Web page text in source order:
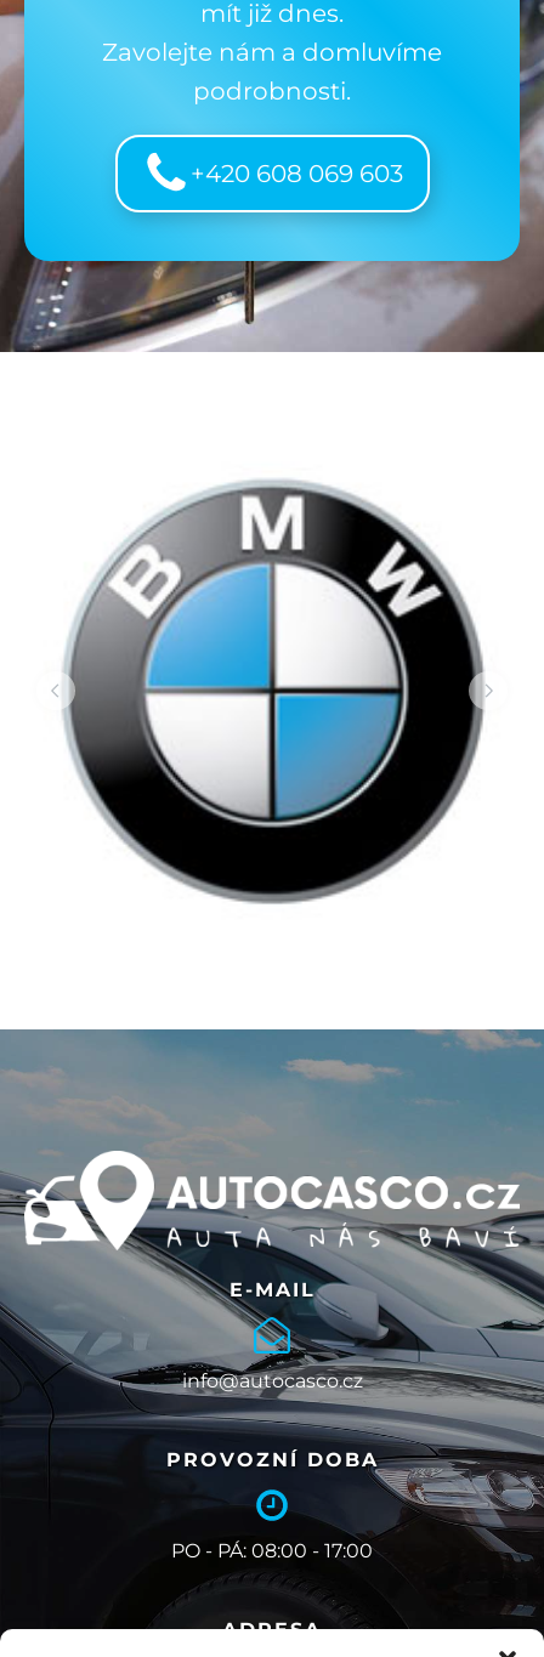
mít již dnes.
Zavolejte nám a domluvíme
podrobnosti.
+420 608 069 603
E-MAIL
info@autocasco.cz
PROVOZNÍ DOBA
PO - PÁ: 08:00 - 17:00
ADRESA